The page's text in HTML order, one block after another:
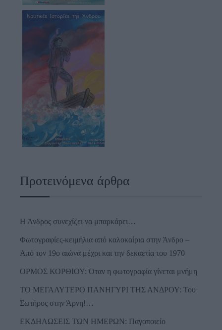
Προτεινόμενα άρθρα
Η Άνδρος συνεχίζει να μπαρκάρει…
Φωτογραφίες-κειμήλια από καλοκαίρια στην Άνδρο –
Από τον 19ο αιώνα μέχρι και την δεκαετία του 1970
ΟΡΜΟΣ ΚΟΡΘΙΟΥ: Όταν η φωτογραφία γίνεται μνήμη
ΤΟ ΜΕΓΑΛΥΤΕΡΟ ΠΑΝΗΓΥΡΙ ΤΗΣ ΑΝΔΡΟΥ: Του
Σωτήρος στην Άρνη!…
ΕΚΔΗΛΩΣΕΙΣ ΤΩΝ ΗΜΕΡΩΝ: Παγοποιείο